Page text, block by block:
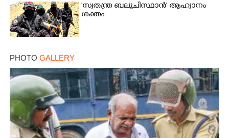
'സ്വതന്ത്ര ബലൂചിസ്ഥാൻ' ആഹ്വാനം
ശക്തം
PHOTO GALLERY